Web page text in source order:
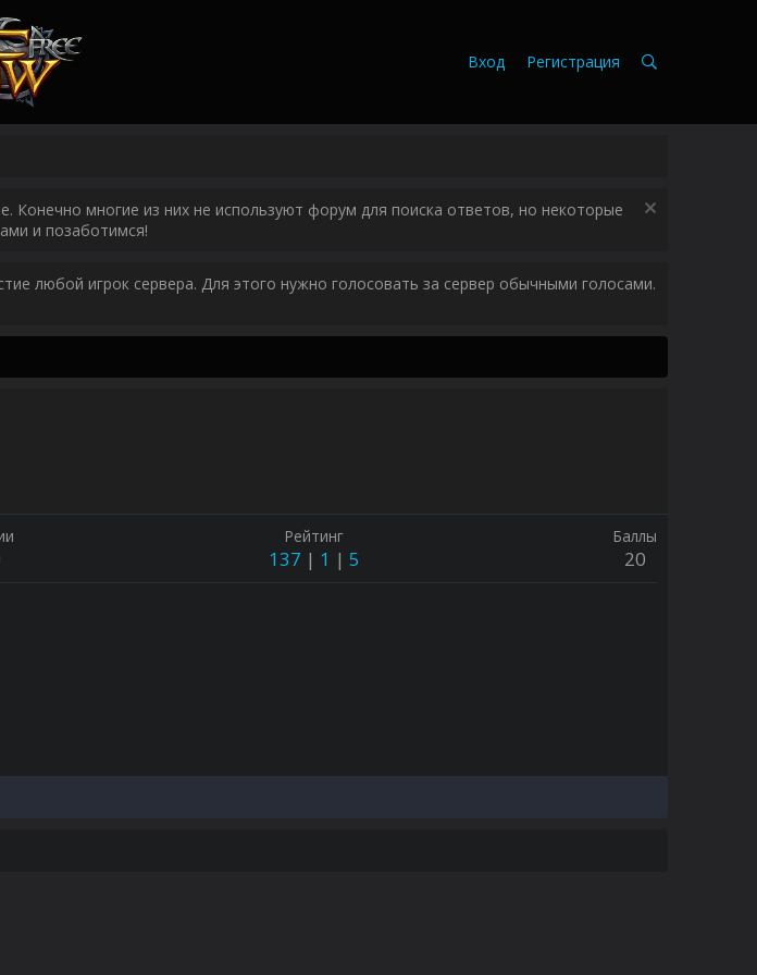
Вход Регистрация
многие из них не используют форум для поиска ответов, но некоторые
и позаботимся!
любой игрок сервера. Для этого нужно голосовать за сервер обычными голосами.
Рейтинг
137 1 5
Баллы
20